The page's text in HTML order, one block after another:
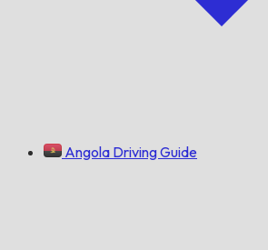
Angola Driving Guide